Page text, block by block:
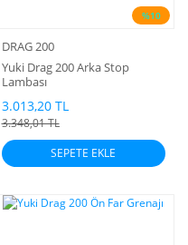
%10
DRAG 200
Yuki Drag 200 Arka Stop
Lambası
3.013,20 TL
3.348,01 TL
SEPETE EKLE